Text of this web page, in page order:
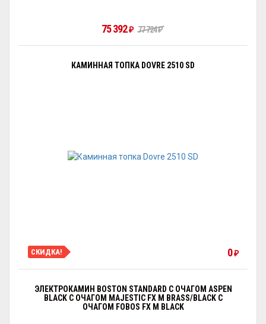
75 392₽ 77 724₽
КАМИННАЯ ТОПКА DOVRE 2510 SD
СКИДКА! 0₽
ЭЛЕКТРОКАМИН BOSTON STANDARD С ОЧАГОМ АSPEN
BLACK С ОЧАГОМ MAJESTIC FX M BRASS/BLACK С
ОЧАГОМ FOBOS FX M BLACK